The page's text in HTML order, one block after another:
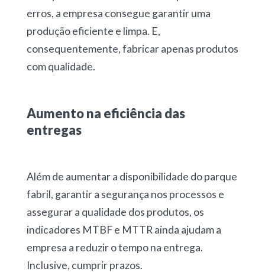
erros, a empresa consegue garantir uma
produção eficiente e limpa. E,
consequentemente, fabricar apenas produtos
com qualidade.
Aumento na eficiência das
entregas
Além de aumentar a disponibilidade do parque
fabril, garantir a segurança nos processos e
assegurar a qualidade dos produtos, os
indicadores MTBF e MTTR ainda ajudam a
empresa a reduzir o tempo na entrega.
Inclusive, cumprir prazos.